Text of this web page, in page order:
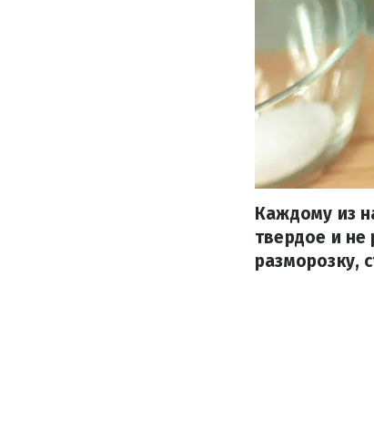
Каждому из
твердое и не
разморозку,